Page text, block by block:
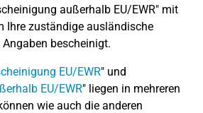
außerhalb EU/EWR" mit
Ihre zuständige ausländische
bescheinigt.
EU/EWR" und
EU/EWR" liegen in mehreren
wie auch die anderen